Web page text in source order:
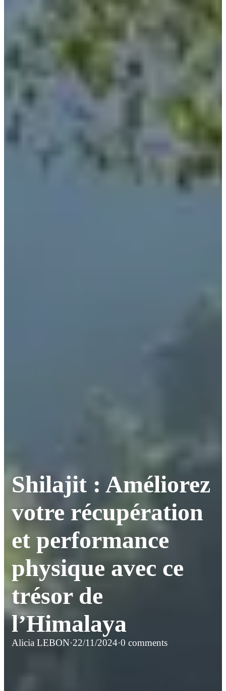
Shilajit : Améliorez
votre récupération
et performance
physique avec ce
trésor de
l’Himalaya
Alicia LEBON·22/11/2024·0 comments